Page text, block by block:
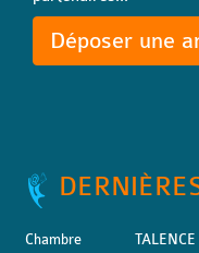
Déposer une
Chambre TALENCE